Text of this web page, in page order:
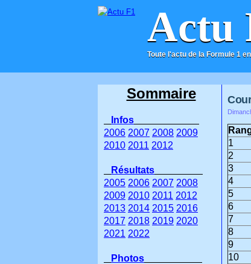
Actu
Toute l'actu de la Formule 1
ACCUEIL CONTACT
1
2
3
4
5
6
7
8
9
10
Sommaire
Infos
2006 2007 2008 2009
2010 2011 2012
Résultats
2005 2006 2007 2008
2009 2010 2011 2012
2013 2014 2015 2016
2017 2018 2019 2020
2021 2022
Photos